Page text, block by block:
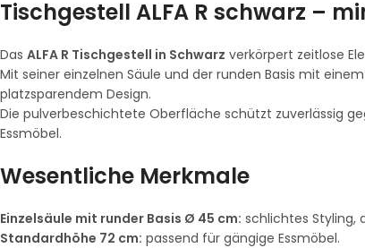
Tischgestell ALFA R schwarz –
Das ALFA R Tischgestell in Schwarz verkörpert zeitlose
Mit seiner einzelnen Säule und der runden Basis mit
platzsparendem Design.
Die pulverbeschichtete Oberfläche schützt zuverlässig
Essmöbel.
Wesentliche Merkmale
Einzelsäule mit runder Basis Ø 45 cm: schlichtes Styling,
Standardhöhe 72 cm: passend für gängige Essmöbel.